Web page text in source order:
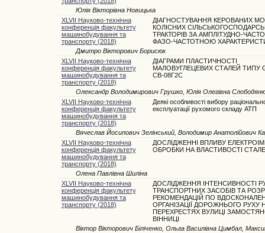
Юлія Вікторівна Новицька
XLVII Науково-технічна
конференція факультету
машинобудування та
транспорту (2018)
ДІАГНОСТУВАННЯ КЕРОВАНИХ
КОЛІСНИХ
ТРАКТОРІВ ЗА АМПЛІТУДНО-
ФАЗО-ЧАСТОТНОЮ
Дмитро Вікторович Борисюк
XLVII Науково-технічна
конференція факультету
машинобудування та
транспорту (2018)
ДІАГРАМИ ПЛАСТИЧНОСТІ
МАЛОВУГЛЕЦЕВИХ СТАЛЕЙ ТИПУ
СВ-08Г2С
Олександр Володимирович Грушко, Юлія Олегівна
XLVII Науково-технічна
конференція факультету
машинобудування та
транспорту (2018)
Деякі особливості вибору
експлуатації рухомого складу АТП
Вячеслав Йосипович Зелінський, Володимир Анатолійович
XLVII Науково-технічна
конференція факультету
машинобудування та
транспорту (2018)
ДОСЛІДЖЕННІ ВПЛИВУ
ОБРОБКИ НА ВЛАСТИВОСТІ
Олена Павлівна Шиліна
XLVII Науково-технічна
конференція факультету
машинобудування та
транспорту (2018)
ДОСЛІДЖЕННЯ ІНТЕНСИВНОСТІ
ТРАНСПОРТНИХ ЗАСОБІВ ТА
РЕКОМЕНДАЦІЙ ПО
ОРГАНІЗАЦІЇ ДОРОЖНЬОГО РУХУ
ПЕРЕХРЕСТЯХ ВУЛИЦІ
ВІННИЦІ
Віктор Вікторович Біліченко, Ольга Василівна Цимбал,